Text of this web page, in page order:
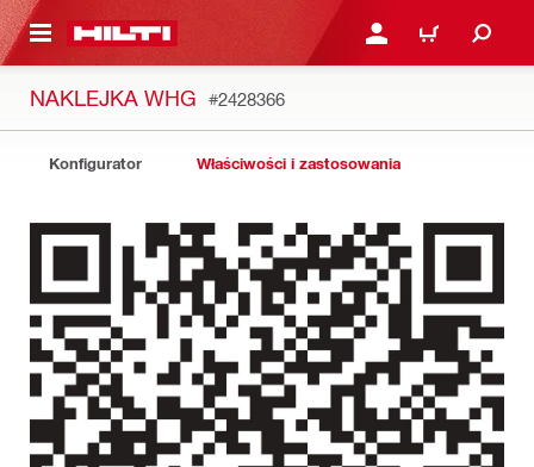
GŁÓWNEJ ZALOGUJ SIĘ LUB
KOSZYK
NAKLEJKA WHG #2428366
Konfigurator Właściwości i zastosowania